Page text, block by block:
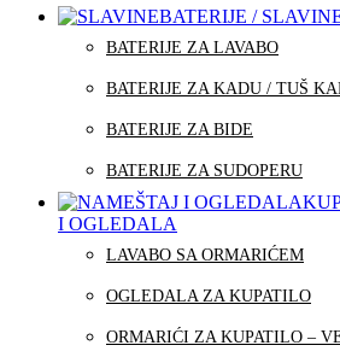
BATERIJE /
BATERIJE ZA LAVABO
BATERIJE ZA KADU / TUŠ
BATERIJE ZA BIDE
BATERIJE ZA SUDOPERU
I OGLEDALA
LAVABO SA ORMARIĆEM
OGLEDALA ZA KUPATILO
ORMARIĆI ZA KUPATILO –